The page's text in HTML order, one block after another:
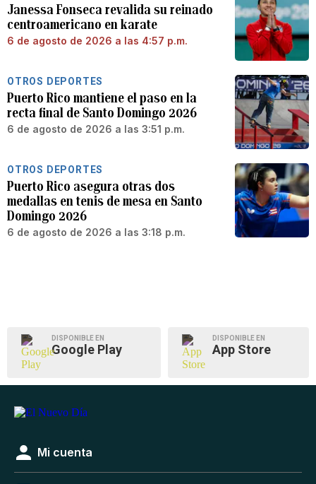
Janessa Fonseca revalida su reinado
centroamericano en karate
6 de agosto de 2026 a las 4:57 p.m.
OTROS DEPORTES
Puerto Rico mantiene el paso en la
recta final de Santo Domingo 2026
6 de agosto de 2026 a las 3:51 p.m.
OTROS DEPORTES
Puerto Rico asegura otras dos
medallas en tenis de mesa en Santo
Domingo 2026
6 de agosto de 2026 a las 3:18 p.m.
DISPONIBLE EN
Google Play
DISPONIBLE EN
App Store
Mi cuenta